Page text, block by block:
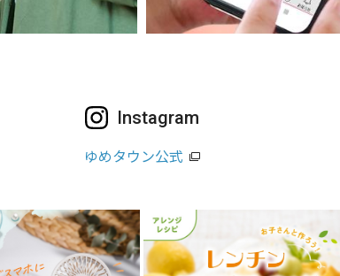
Instagram
ゆめタウン公式